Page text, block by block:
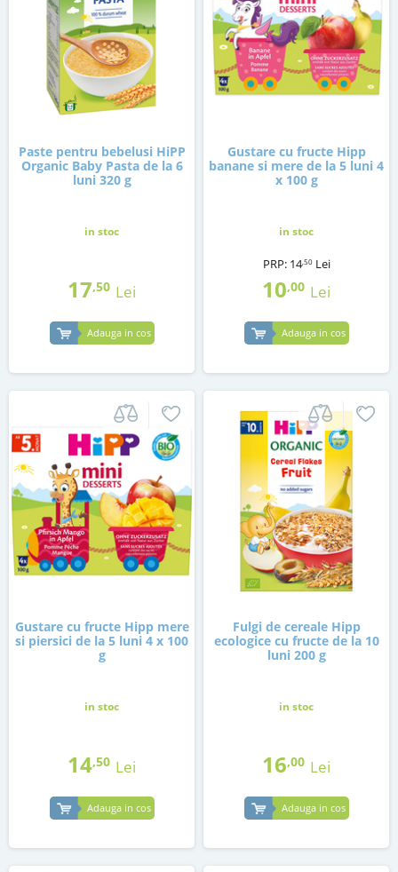
Paste pentru bebelusi HiPP
Organic Baby Pasta de la 6
luni 320 g
in stoc
17,50 Lei
Adauga in cos
Gustare cu fructe Hipp
banane si mere de la 5 luni 4
x 100 g
in stoc
PRP: 14,50 Lei
10,00 Lei
Adauga in cos
Gustare cu fructe Hipp mere
si piersici de la 5 luni 4 x 100
g
in stoc
14,50 Lei
Adauga in cos
Fulgi de cereale Hipp
ecologice cu fructe de la 10
luni 200 g
in stoc
16,00 Lei
Adauga in cos